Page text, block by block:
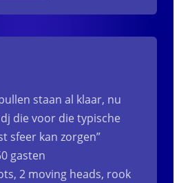
staan al klaar, nu
die voor die typische
sfeer kan zorgen”
gasten
2 moving heads, rook